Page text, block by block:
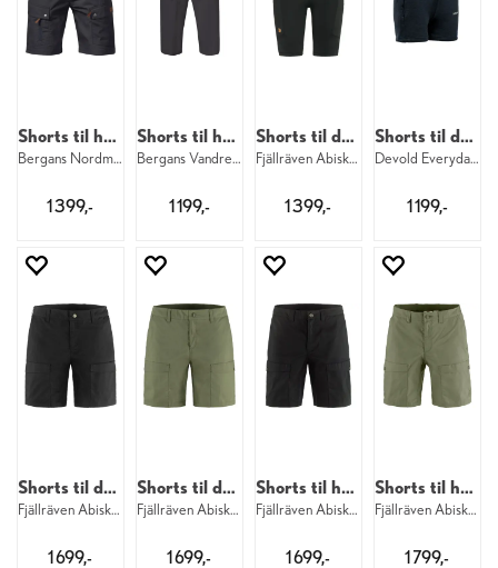
Shorts til herre
Bergans Nordmarka Shorts M 25301
1 399,-
Shorts til herre
Bergans Vandre Long Shorts M 24616
1 199,-
Shorts til dame
Fjällräven Abisko Tights Short W 550
1 399,-
Shorts til dame
Devold Everyday Shorts W 284
1 199,-
Shorts til dame
Fjällräven Abisko Hybrid Shorts W 550
1 699,-
Shorts til dame
Fjällräven Abisko Hybrid Shorts W 625
1 699,-
Shorts til herre
Fjällräven Abisko Hybrid Shorts M 550
1 699,-
Shorts til herre
Fjällräven Abisko Hybrid Shorts M 625
1 799,-